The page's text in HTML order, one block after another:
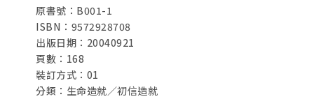
原書號：B001-1
ISBN：9572928708
出版日期：20040921
頁數：168
裝訂方式：01
分類：生命造就／初信造就